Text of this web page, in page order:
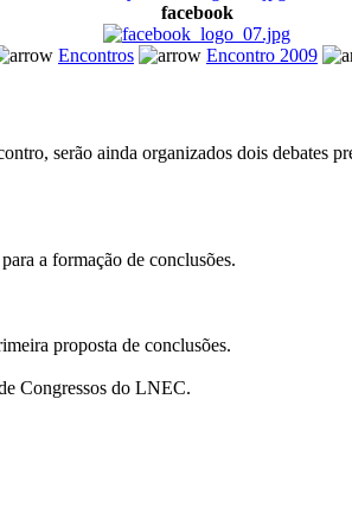
facebook
Encontros Encontro 2009
serão ainda organizados dois debates
a formação de conclusões.
proposta de conclusões.
Congressos do LNEC.